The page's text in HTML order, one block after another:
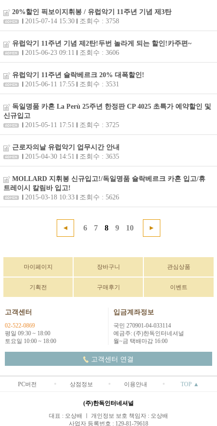
20%할인 픽보이지휘봉 / 유럽악기 11주년 기념 제3탄
2015-07-14 15:30
조회수 : 3758
유럽악기 11주년 기념 제2탄!두번 놀라게 되는 할인!카주편~
2015-06-23 09:11
조회수 : 3606
유럽악기 11주년 슐락베르크 20% 대폭할인!
2015-06-11 17:55
조회수 : 3531
독일명품 카혼 La Perù 25주년 한정판 CP 4025 초특가 예약할인 및
신규입고
2015-05-11 17:51
조회수 : 3725
근로자의날 유럽악기 업무시간 안내
2015-04-30 14:51
조회수 : 3635
MOLLARD 지휘봉 신규입고!/독일명품 슐락베르크 카혼 입고/휴
트레이시 칼림바 입고!
2015-03-18 10:33
조회수 : 5626
6 7 8 9 10
마이페이지 장바구니 관심상품
기획전 구매후기 이벤트
고객센터
02-522-0869
평일 09:30 ~ 18:00
토요일 10:00 ~ 18:00
입금계좌정보
국민 270901-04-033114
예금주: (주)한독인터네셔널
월~금 택배마감 16:00
고객센터 연결
PC버전 상점정보 이용안내 TOP ▲
(주)한독인터네셔널
대표 : 오상배 ㅣ 개인정보 보호 책임자 : 오상배
사업자 등록번호 : 129-81-79618